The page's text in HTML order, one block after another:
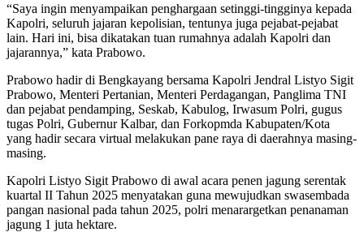
“Saya ingin menyampaikan penghargaan setinggi-tingginya kepada
Kapolri, seluruh jajaran kepolisian, tentunya juga pejabat-pejabat
lain. Hari ini, bisa dikatakan tuan rumahnya adalah Kapolri dan
jajarannya,” kata Prabowo.
Prabowo hadir di Bengkayang bersama Kapolri Jendral Listyo Sigit
Prabowo, Menteri Pertanian, Menteri Perdagangan, Panglima TNI
dan pejabat pendamping, Seskab, Kabulog, Irwasum Polri, gugus
tugas Polri, Gubernur Kalbar, dan Forkopmda Kabupaten/Kota
yang hadir secara virtual melakukan pane raya di daerahnya masing-
masing.
Kapolri Listyo Sigit Prabowo di awal acara penen jagung serentak
kuartal II Tahun 2025 menyatakan guna mewujudkan swasembada
pangan nasional pada tahun 2025, polri menarargetkan penanaman
jagung 1 juta hektare.